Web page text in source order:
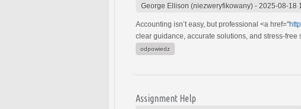
George Ellison (niezweryfikowany) - 2025-08-18
Accounting isn’t easy, but professional <a href="
clear guidance, accurate solutions, and stress-
odpowiedz
Assignment Help